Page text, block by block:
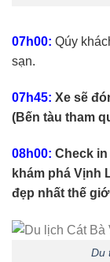
07h00: Qúy
sạn.
07h45: Xe sẽ
(Bến tàu tham
08h00: Check
khám phá Vịnh
đẹp nhất thế
Du